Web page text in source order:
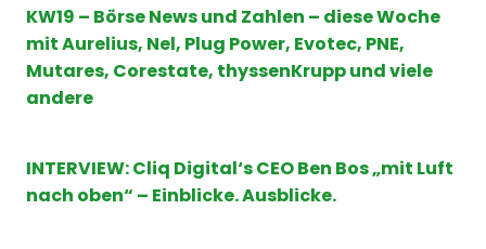
KW19 – Börse News und Zahlen – diese Woche
mit Aurelius, Nel, Plug Power, Evotec, PNE,
Mutares, Corestate, thyssenKrupp und viele
andere
INTERVIEW: Cliq Digital‘s CEO Ben Bos „mit Luft
nach oben“ – Einblicke. Ausblicke.